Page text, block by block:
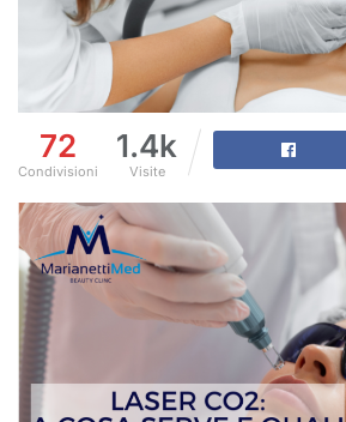
72
Condivisioni
1.4k
Visite